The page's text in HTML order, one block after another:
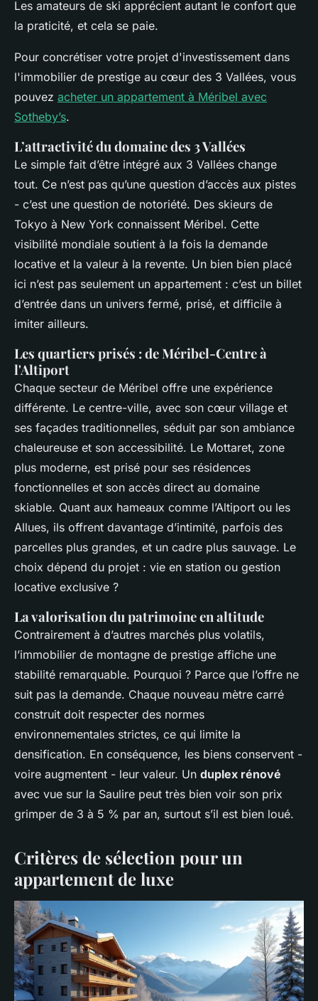
Les amateurs de ski apprécient autant le confort que
la praticité, et cela se paie.
Pour concrétiser votre projet d'investissement dans
l'immobilier de prestige au cœur des 3 Vallées, vous
pouvez acheter un appartement à Méribel avec
Sotheby’s.
L’attractivité du domaine des 3 Vallées
Le simple fait d’être intégré aux 3 Vallées change
tout. Ce n’est pas qu’une question d’accès aux pistes
- c’est une question de notoriété. Des skieurs de
Tokyo à New York connaissent Méribel. Cette
visibilité mondiale soutient à la fois la demande
locative et la valeur à la revente. Un bien bien placé
ici n’est pas seulement un appartement : c’est un billet
d’entrée dans un univers fermé, prisé, et difficile à
imiter ailleurs.
Les quartiers prisés : de Méribel-Centre à
l'Altiport
Chaque secteur de Méribel offre une expérience
différente. Le centre-ville, avec son cœur village et
ses façades traditionnelles, séduit par son ambiance
chaleureuse et son accessibilité. Le Mottaret, zone
plus moderne, est prisé pour ses résidences
fonctionnelles et son accès direct au domaine
skiable. Quant aux hameaux comme l’Altiport ou les
Allues, ils offrent davantage d’intimité, parfois des
parcelles plus grandes, et un cadre plus sauvage. Le
choix dépend du projet : vie en station ou gestion
locative exclusive ?
La valorisation du patrimoine en altitude
Contrairement à d’autres marchés plus volatils,
l’immobilier de montagne de prestige affiche une
stabilité remarquable. Pourquoi ? Parce que l’offre ne
suit pas la demande. Chaque nouveau mètre carré
construit doit respecter des normes
environnementales strictes, ce qui limite la
densification. En conséquence, les biens conservent -
voire augmentent - leur valeur. Un duplex rénové
avec vue sur la Saulire peut très bien voir son prix
grimper de 3 à 5 % par an, surtout s’il est bien loué.
Critères de sélection pour un
appartement de luxe